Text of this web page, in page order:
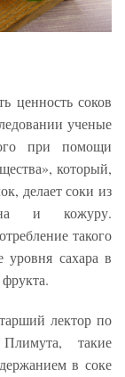
ценность соков
ученые
при помощи
который,
делает соки из
и кожуру.
такого
сахара в
лектор по
такие
в соке